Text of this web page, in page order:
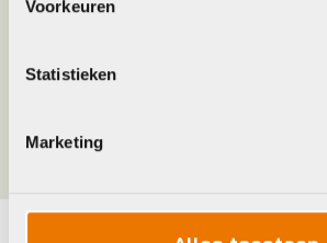
Voorkeuren
Statistieken
Marketing